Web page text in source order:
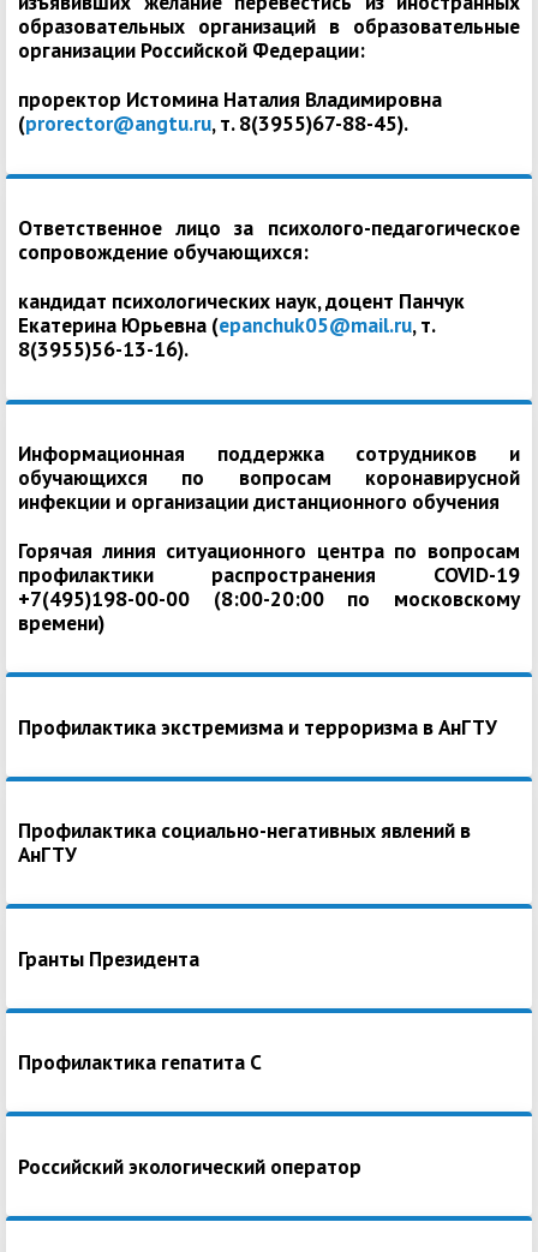
образовательных организаций в образовательные
организации Российской Федерации:
проректор Истомина Наталия Владимировна
(prorector@angtu.ru, т. 8(3955)67-88-45).
Ответственное лицо за психолого-педагогическое
сопровождение обучающихся:
кандидат психологических наук, доцент Панчук
Екатерина Юрьевна (epanchuk05@mail.ru, т.
8(3955)56-13-16).
Информационная поддержка сотрудников и
обучающихся по вопросам коронавирусной
инфекции и организации дистанционного обучения
Горячая линия ситуационного центра по вопросам
профилактики распространения COVID-19
+7(495)198-00-00 (8:00-20:00 по московскому
времени)
Профилактика экстремизма и терроризма в АнГТУ
Профилактика социально-негативных явлений в
АнГТУ
Гранты Президента
Профилактика гепатита С
Российский экологический оператор